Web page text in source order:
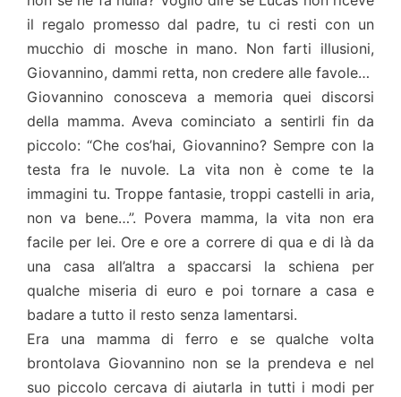
il regalo promesso dal padre, tu ci resti con un
mucchio di mosche in mano. Non farti illusioni,
Giovannino, dammi retta, non credere alle favole…
Giovannino conosceva a memoria quei discorsi
della mamma. Aveva cominciato a sentirli fin da
piccolo: “Che cos’hai, Giovannino? Sempre con la
testa fra le nuvole. La vita non è come te la
immagini tu. Troppe fantasie, troppi castelli in aria,
non va bene…”. Povera mamma, la vita non era
facile per lei. Ore e ore a correre di qua e di là da
una casa all’altra a spaccarsi la schiena per
qualche miseria di euro e poi tornare a casa e
badare a tutto il resto senza lamentarsi.
Era una mamma di ferro e se qualche volta
brontolava Giovannino non se la prendeva e nel
suo piccolo cercava di aiutarla in tutti i modi per